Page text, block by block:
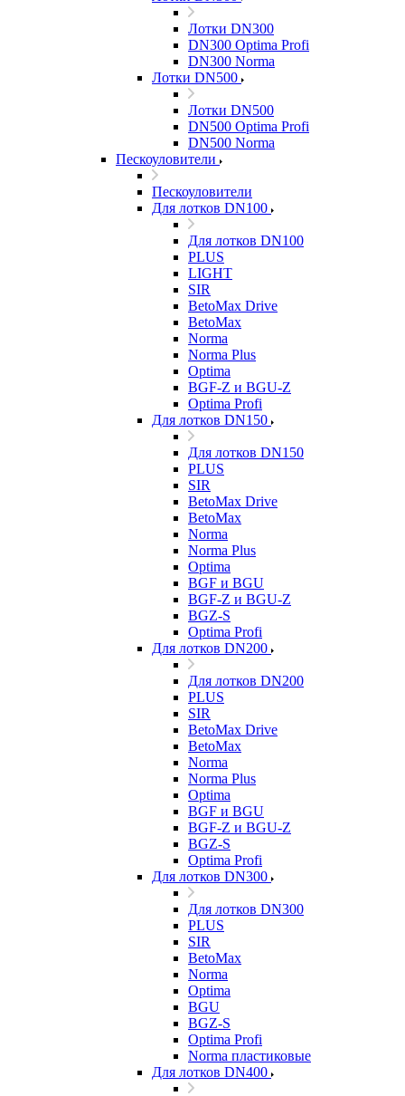
Лотки DN300
DN300 Optima Profi
DN300 Norma
Лотки DN500
Лотки DN500
DN500 Optima Profi
DN500 Norma
Пескоуловители
Пескоуловители
Для лотков DN100
Для лотков DN100
PLUS
LIGHT
SIR
BetoMax Drive
BetoMax
Norma
Norma Plus
Optima
BGF-Z и BGU-Z
Optima Profi
Для лотков DN150
Для лотков DN150
PLUS
SIR
BetoMax Drive
BetoMax
Norma
Norma Plus
Optima
BGF и BGU
BGF-Z и BGU-Z
BGZ-S
Optima Profi
Для лотков DN200
Для лотков DN200
PLUS
SIR
BetoMax Drive
BetoMax
Norma
Norma Plus
Optima
BGF и BGU
BGF-Z и BGU-Z
BGZ-S
Optima Profi
Для лотков DN300
Для лотков DN300
PLUS
SIR
BetoMax
Norma
Optima
BGU
BGZ-S
Optima Profi
Norma пластиковые
Для лотков DN400